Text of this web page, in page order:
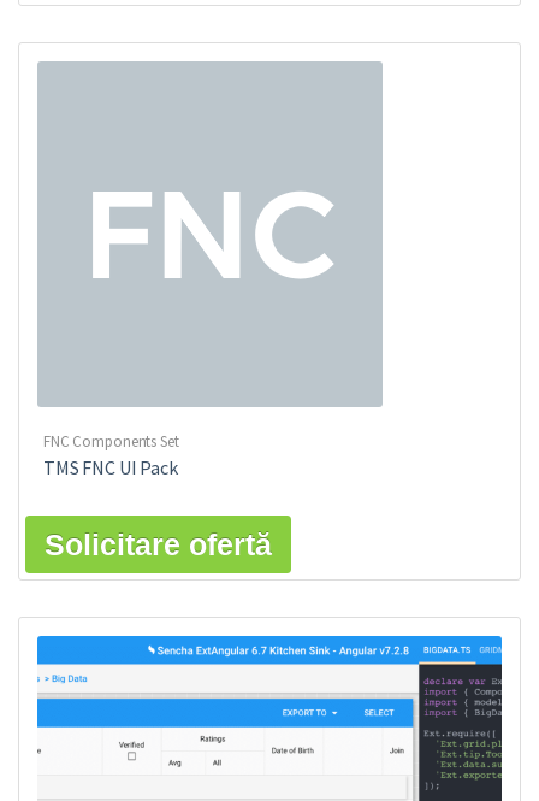
FNC Components Set
TMS FNC UI Pack
Solicitare ofertă